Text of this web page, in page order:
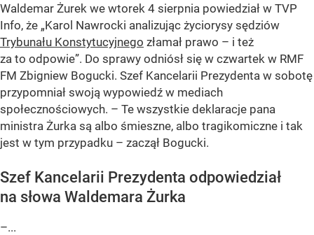
Waldemar Żurek we wtorek 4 sierpnia powiedział w TVP
Info, że „Karol Nawrocki analizując życiorysy sędziów
Trybunału Konstytucyjnego złamał prawo – i też
za to odpowie”. Do sprawy odniósł się w czwartek w RMF
FM Zbigniew Bogucki. Szef Kancelarii Prezydenta w sobotę
przypomniał swoją wypowiedź w mediach
społecznościowych. – Te wszystkie deklaracje pana
ministra Żurka są albo śmieszne, albo tragikomiczne i tak
jest w tym przypadku – zaczął Bogucki.
Szef Kancelarii Prezydenta odpowiedział
na słowa Waldemara Żurka
–...